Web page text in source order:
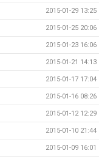
2015-01-29 13:25
2015-01-25 20:06
2015-01-23 16:06
2015-01-21 14:13
2015-01-17 17:04
2015-01-16 08:26
2015-01-12 12:29
2015-01-10 21:44
2015-01-09 16:01